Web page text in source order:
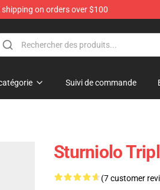
shipping on orders over $100
Suivi de commande
Sturniolo
(7 customer